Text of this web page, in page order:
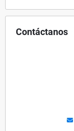
Contáctanos